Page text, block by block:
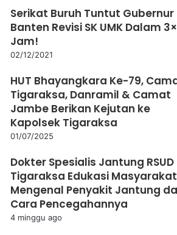
Serikat Buruh Tuntut Gubernur
Banten Revisi SK UMK Dalam
Jam!
02/12/2021
HUT Bhayangkara Ke-79,
Tigaraksa, Danramil & Camat
Jambe Berikan Kejutan ke
Kapolsek Tigaraksa
01/07/2025
Dokter Spesialis Jantung RSUD
Tigaraksa Edukasi Masyarakat
Mengenal Penyakit Jantung
Cara Pencegahannya
4 minggu ago